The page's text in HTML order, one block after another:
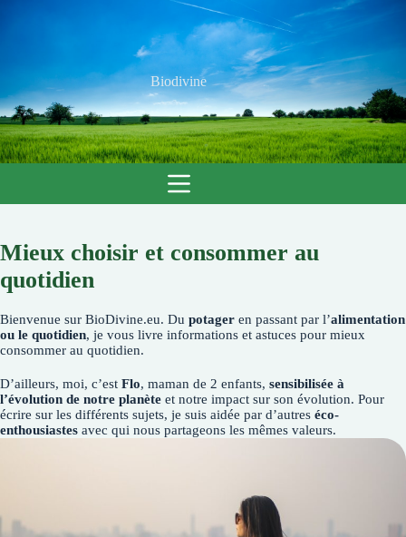
Biodivine
Mieux choisir et consommer au
quotidien
Bienvenue sur BioDivine.eu. Du potager en passant par l’alimentation
ou le quotidien, je vous livre informations et astuces pour mieux
consommer au quotidien.
D’ailleurs, moi, c’est Flo, maman de 2 enfants, sensibilisée à
l’évolution de notre planète et notre impact sur son évolution. Pour
écrire sur les différents sujets, je suis aidée par d’autres éco-
enthousiastes avec qui nous partageons les mêmes valeurs.